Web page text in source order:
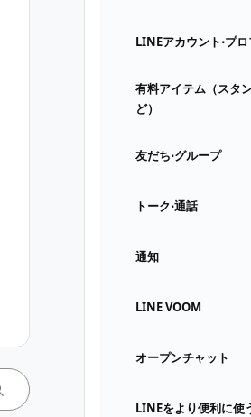
LINEアカウント⋅プ
有料アイテム（スタ
ど）
友だち⋅グループ
トーク⋅通話
通知
LINE VOOM
オープンチャット
LINEをより便利に使